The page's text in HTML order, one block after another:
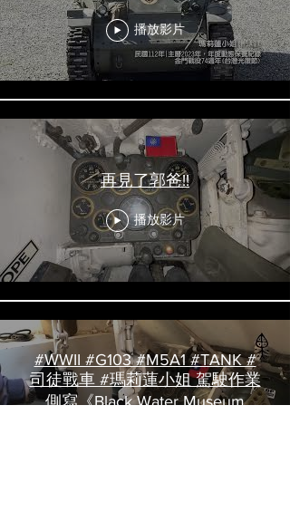
播放影片
再見了郭爸!!
播放影片
#WWII #G103 #M5A1 #TANK #
司徒戰車 #瑪莉蓮小姐 駕駛作業
側寫《Black Water Museum